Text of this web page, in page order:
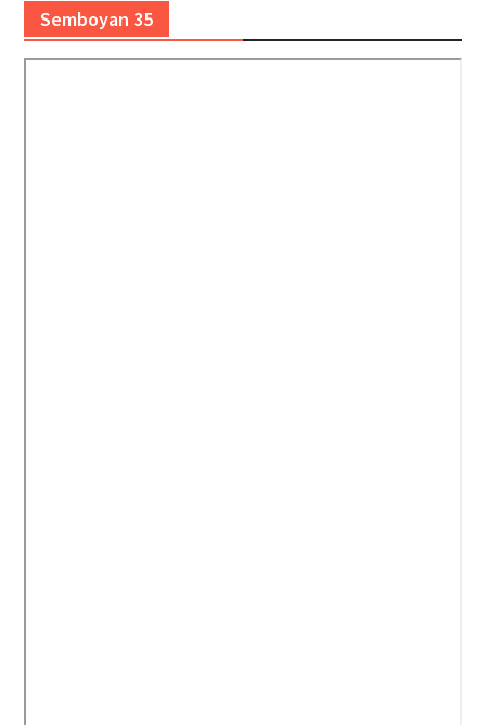
Semboyan 35